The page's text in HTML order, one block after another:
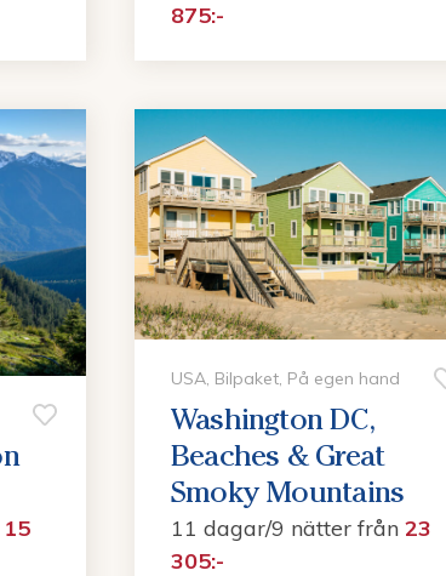
875:-
15
USA, Bilpaket, På egen hand
Washington DC,
Beaches & Great
Smoky Mountains
11 dagar/9 nätter från 23
305:-